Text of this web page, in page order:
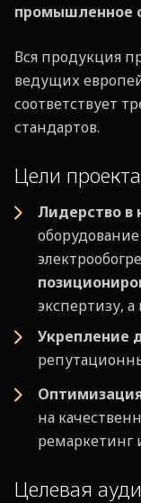
промышленное
Вся продукция
ведущих
соответствует
стандартов.
Цели проекта
Лидерство в
экспертизу,
Укрепление
на
ремаркетинг
Целевая